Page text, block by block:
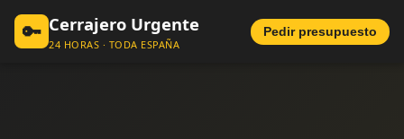
🔑 Cerrajero Urgente
24 HORAS · TODA ESPAÑA
Pedir presupuesto